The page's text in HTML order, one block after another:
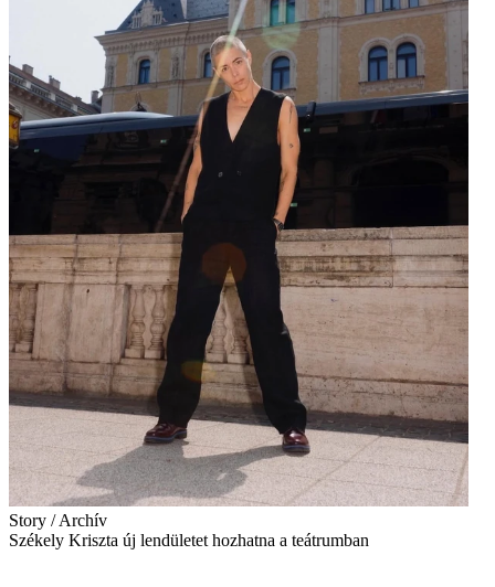
Story / Archív
Székely Kriszta új lendületet hozhatna a teátrumban